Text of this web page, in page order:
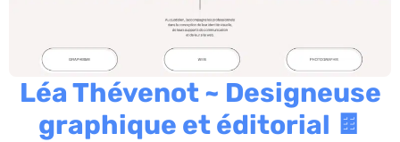
Léa Thévenot ~ Designeuse
graphique et éditorial 🍫